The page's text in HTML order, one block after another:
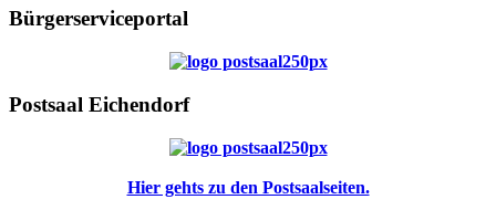
Bürgerserviceportal
Postsaal Eichendorf
Hier gehts zu den Postsaalseiten.